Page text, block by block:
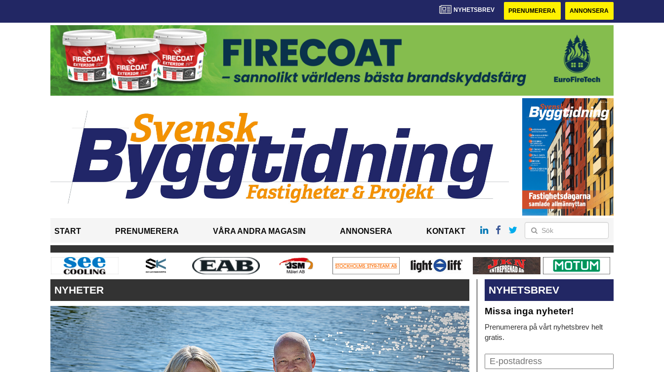
NYHETSBREV PRENUMERERA ANNONSERA
START PRENUMERERA VÅRA ANDRA MAGASIN ANNONSERA KONTAKT
NYHETER NYHETSBREV
Missa inga nyheter!
Prenumerera på vårt nyhetsbrev helt
gratis.